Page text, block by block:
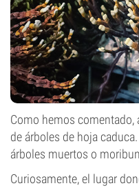
Como hemos comentado,
de árboles de hoja
árboles muertos o
Curiosamente, el lugar